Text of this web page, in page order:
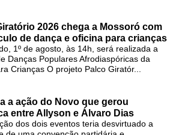
2026 chega a Mossoró com
de dança e oficina para crianças
1º de agosto, às 14h, será realizada a
Danças Populares Afrodiaspóricas da
Crianças O projeto Palco Giratór...
a ação do Novo que gerou
entre Allyson e Álvaro Dias
dos dois eventos teria desvirtuado a